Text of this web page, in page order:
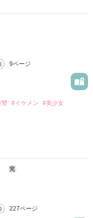
公の
居♥〜』も
っ！／
9ページ
讐 #イケメン #美少女
完
227ページ